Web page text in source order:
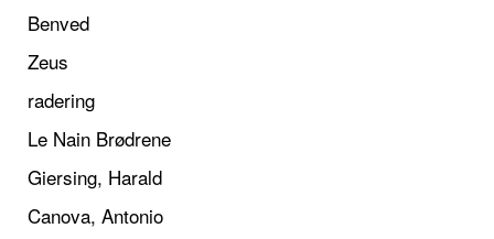
Benved
Zeus
radering
Le Nain Brødrene
Giersing, Harald
Canova, Antonio